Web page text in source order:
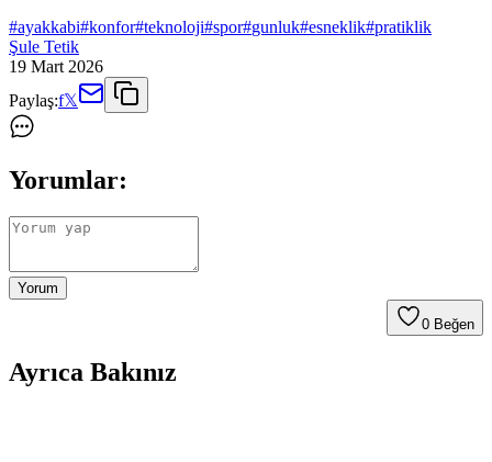
#ayakkabi#konfor#teknoloji#spor#gunluk#esneklik#pratiklik
Şule Tetik
19 Mart 2026
Paylaş:f𝕏
Yorumlar:
Yorum
0 Beğen
Ayrıca Bakınız